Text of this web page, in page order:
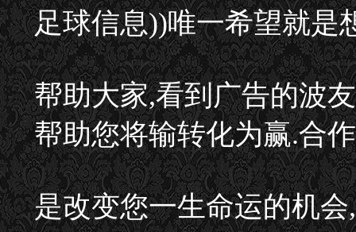
足球信息))唯一希望就是
帮助大家,看到广告的波
帮助您将输转化为赢.合
是改变您一生命运的机